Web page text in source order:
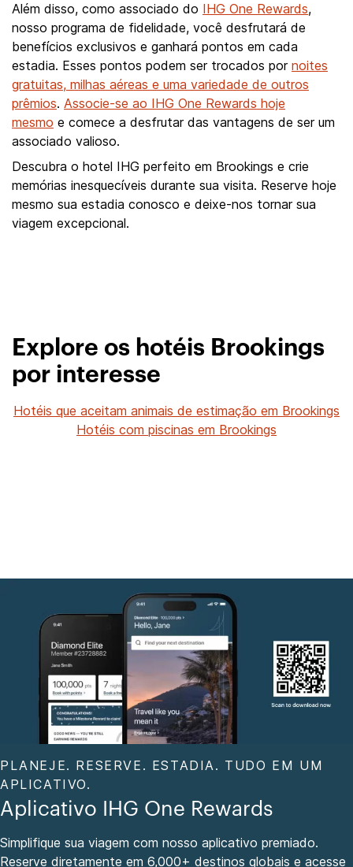
Além disso, como associado do IHG One Rewards,
nosso programa de fidelidade, você desfrutará de
benefícios exclusivos e ganhará pontos em cada
estadia. Esses pontos podem ser trocados por noites
gratuitas, milhas aéreas e uma variedade de outros
prêmios. Associe-se ao IHG One Rewards hoje
mesmo e comece a desfrutar das vantagens de ser um
associado valioso.
Descubra o hotel IHG perfeito em Brookings e crie
memórias inesquecíveis durante sua visita. Reserve hoje
mesmo sua estadia conosco e deixe-nos tornar sua
viagem excepcional.
Explore os hotéis Brookings
por interesse
Hotéis que aceitam animais de estimação em Brookings
Hotéis com piscinas em Brookings
PLANEJE. RESERVE. ESTADIA. TUDO EM UM
APLICATIVO.
Aplicativo IHG One Rewards
Simplifique sua viagem com nosso aplicativo premiado.
Reserve diretamente em 6,000+ destinos globais e acesse